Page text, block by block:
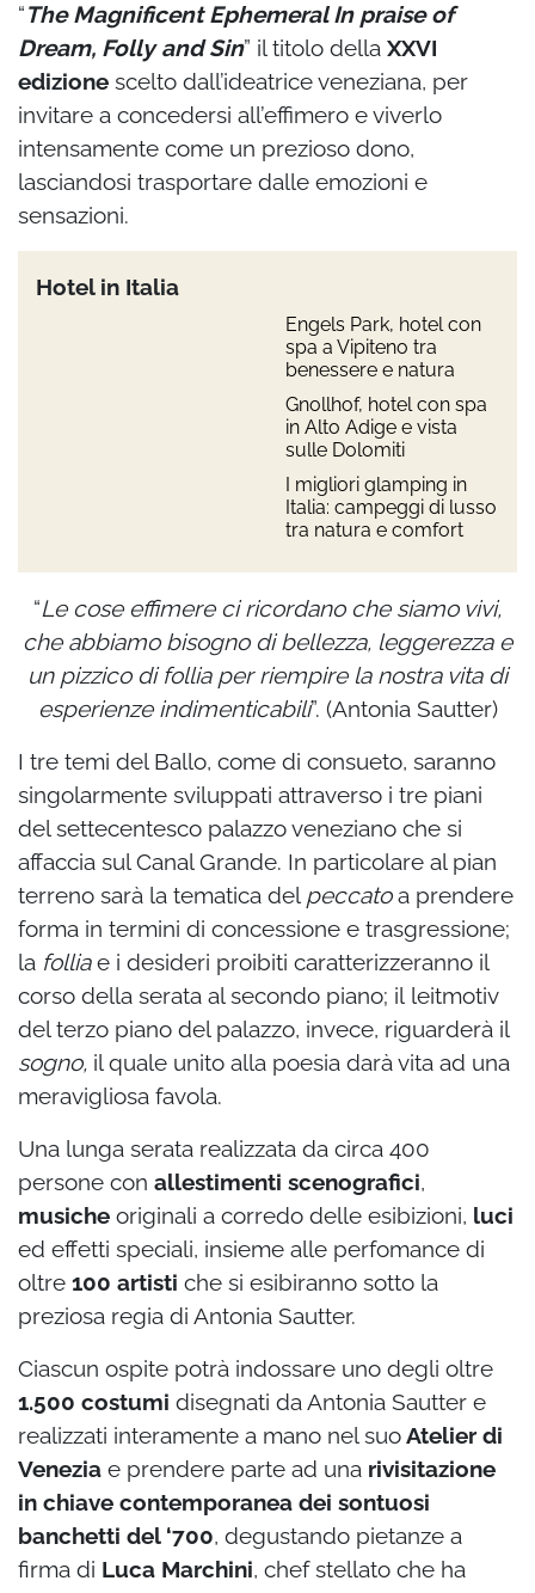
“The Magnificent Ephemeral In praise of
Dream, Folly and Sin” il titolo della XXVI
edizione scelto dall’ideatrice veneziana, per
invitare a concedersi all’effimero e viverlo
intensamente come un prezioso dono,
lasciandosi trasportare dalle emozioni e
sensazioni.
Hotel in Italia
Engels Park, hotel con
spa a Vipiteno tra
benessere e natura
Gnollhof, hotel con spa
in Alto Adige e vista
sulle Dolomiti
I migliori glamping in
Italia: campeggi di lusso
tra natura e comfort
“Le cose effimere ci ricordano che siamo vivi,
che abbiamo bisogno di bellezza, leggerezza e
un pizzico di follia per riempire la nostra vita di
esperienze indimenticabili”. (Antonia Sautter)
I tre temi del Ballo, come di consueto, saranno
singolarmente sviluppati attraverso i tre piani
del settecentesco palazzo veneziano che si
affaccia sul Canal Grande. In particolare al pian
terreno sarà la tematica del peccatoa prendere
forma in termini di concessione e trasgressione;
la folliae i desideri proibiti caratterizzeranno il
corso della serata al secondo piano; il leitmotiv
del terzo piano del palazzo, invece, riguarderà il
sogno, il quale unito alla poesia darà vita ad una
meravigliosa favola.
Una lunga serata realizzata da circa 400
persone con allestimenti scenografici,
musiche originali a corredo delle esibizioni, luci
ed effetti speciali, insieme alle perfomance di
oltre 100 artisti che si esibiranno sotto la
preziosa regia di Antonia Sautter.
Ciascun ospite potrà indossare uno degli oltre
1.500 costumi disegnati da Antonia Sautter e
realizzati interamente a mano nel suoAtelier di
Venezia e prendere parte ad una rivisitazione
in chiave contemporanea dei sontuosi
banchetti del ‘700, degustando pietanze a
firma di Luca Marchini, chef stellato che ha